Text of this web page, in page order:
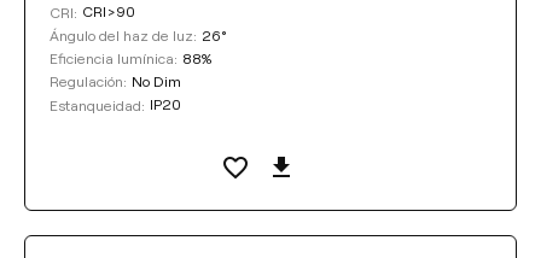
CRI: CRI>90
Ángulo del haz de luz: 26°
Eficiencia lumínica: 88%
Regulación: No Dim
Estanqueidad: IP20